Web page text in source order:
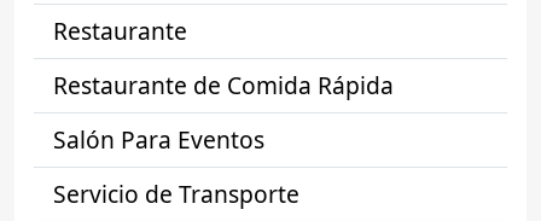
Restaurante
Restaurante de Comida Rápida
Salón Para Eventos
Servicio de Transporte